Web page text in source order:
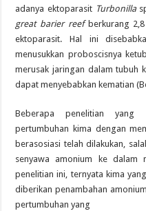
adanya ektoparasit Turbonilla
great barier reefberkurang
ektoparasit. Hal ini
menusukkan proboscisnya
merusak jaringan dalam tubuh
dapat menyebabkan kematian
Beberapa penelitian yang
pertumbuhan kima dengan
berasosiasi telah dilakukan,
senyawa amonium ke dalam
penelitian ini, ternyata kima
diberikan penambahan
pertumbuhan yang